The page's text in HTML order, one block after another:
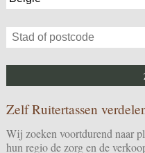
Zelf Ruitertassen
Wij zoeken voortdurend naar
hun regio de zorg en de